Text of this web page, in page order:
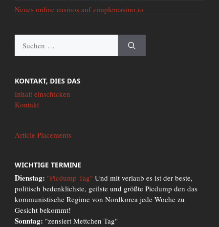
Neues online casinos auf zimplercasino.io
nach:
KONTAKT, DIES DAS
Inhalt einschicken
Kontakt
Article Placements
WICHTIGE TERMINE
Dienstag: "Picdump Tag" Und mit verlaub es ist der beste,
politisch bedenklichste, geilste und größte Picdump den das
kommunistische Regime von Nordkorea jede Woche zu
Gesicht bekommt!
Sonntag: "zensiert Mettchen Tag"